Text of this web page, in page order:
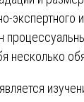
экспертного
несколько